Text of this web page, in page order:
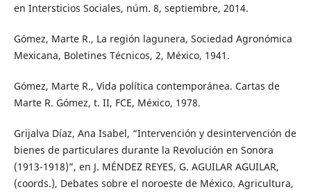
en Intersticios Sociales, núm. 8, septiembre, 2014.
Gómez, Marte R., La región lagunera, Sociedad Agronómica
Mexicana, Boletines Técnicos, 2, México, 1941.
Gómez, Marte R., Vida política contemporánea. Cartas de
Marte R. Gómez, t. II, FCE, México, 1978.
Grijalva Díaz, Ana Isabel, “Intervención y desintervención de
bienes de particulares durante la Revolución en Sonora
(1913-1918)”, en J. MÉNDEZ REYES, G. AGUILAR AGUILAR,
(coords.), Debates sobre el noroeste de México. Agricultura,